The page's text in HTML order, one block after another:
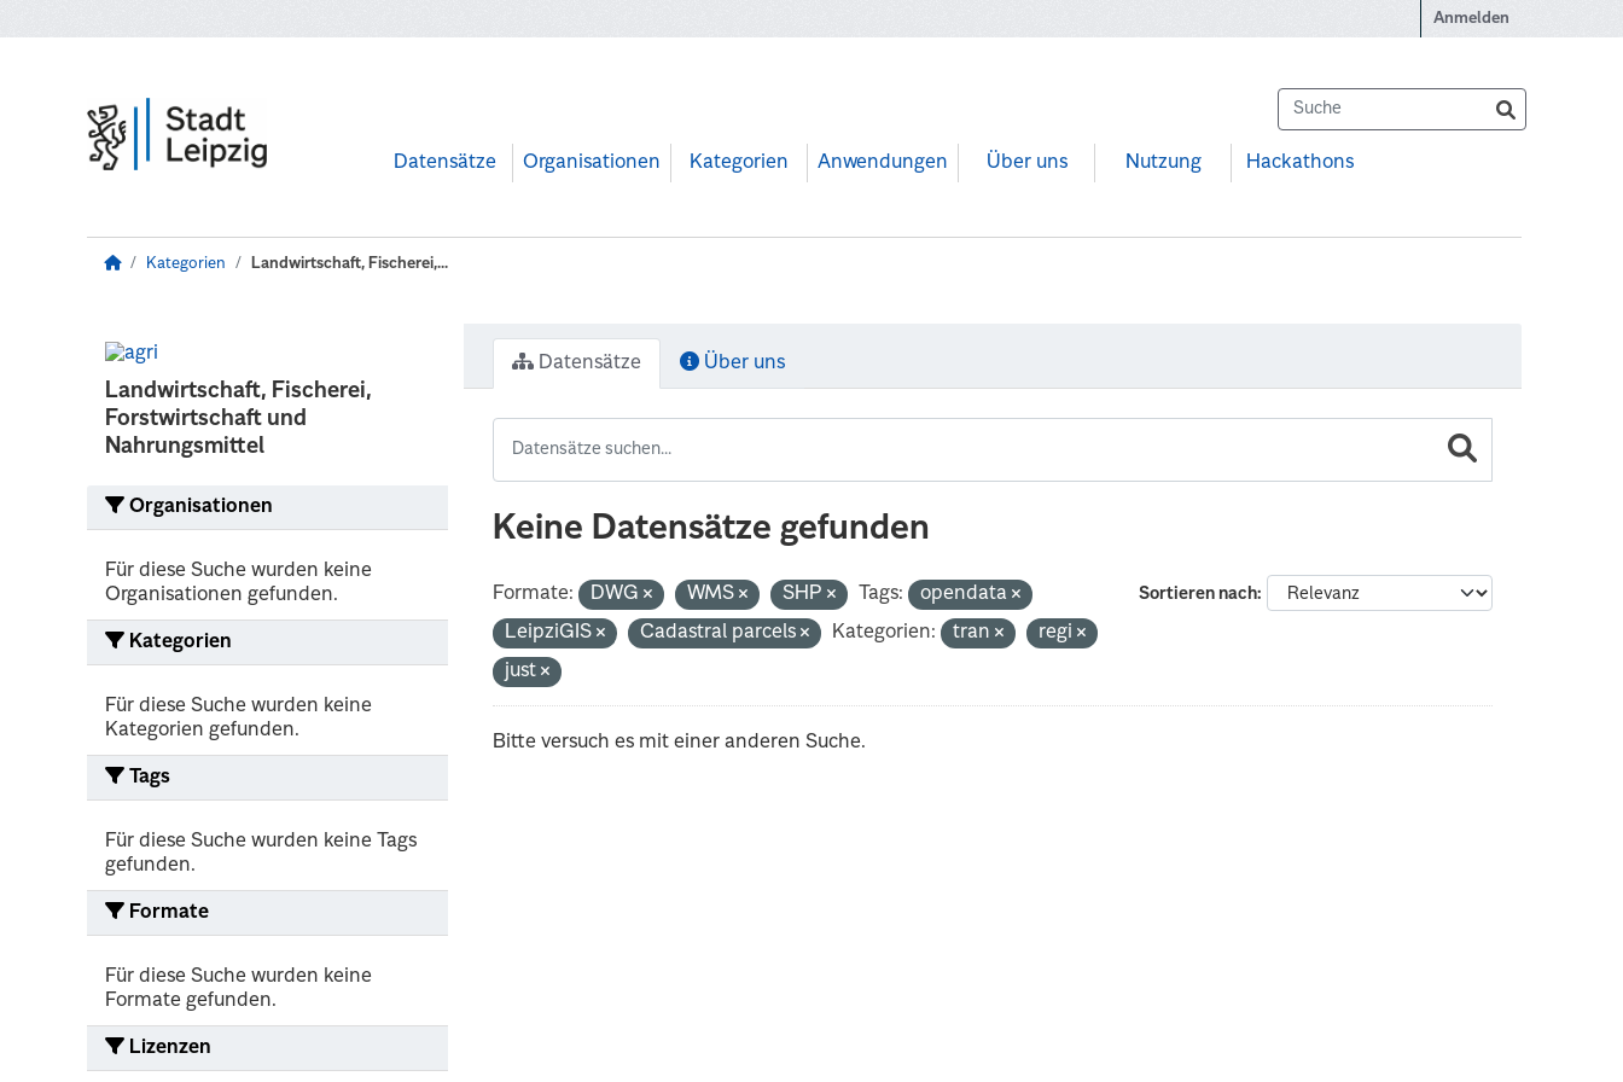
Anmelden
Datensätze Organisationen Kategorien Anwendungen Über uns Nutzung Hackathons
Kategorien Landwirtschaft, Fischerei,...
Landwirtschaft, Fischerei,
Forstwirtschaft und
Nahrungsmittel
Organisationen
Für diese Suche wurden keine
Organisationen gefunden.
Kategorien
Für diese Suche wurden keine
Kategorien gefunden.
Tags
Für diese Suche wurden keine Tags
gefunden.
Formate
Für diese Suche wurden keine
Formate gefunden.
Lizenzen
Datensätze Über uns
Keine Datensätze gefunden
Sortieren nach
Formate: DWG WMS SHP Tags:
opendata
LeipziGIS
Cadastral parcels Kategorien: tran
regi
just
Bitte versuch es mit einer anderen Suche.